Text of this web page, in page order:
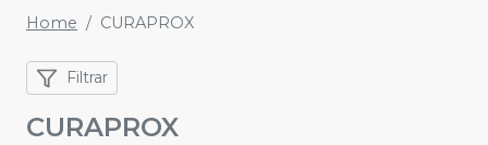
Home CURAPROX
Filtrar
CURAPROX